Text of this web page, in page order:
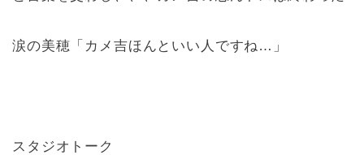
涙の美穂「カメ吉ほんといい人ですね…」
スタジオトーク